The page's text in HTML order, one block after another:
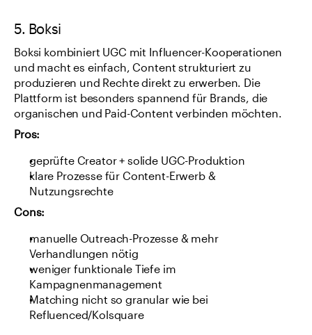
5. Boksi
Boksi kombiniert UGC mit Influencer-Kooperationen
und macht es einfach, Content strukturiert zu
produzieren und Rechte direkt zu erwerben. Die
Plattform ist besonders spannend für Brands, die
organischen und Paid-Content verbinden möchten.
Pros:
geprüfte Creator + solide UGC-Produktion
klare Prozesse für Content-Erwerb &
Nutzungsrechte
Cons:
manuelle Outreach-Prozesse & mehr
Verhandlungen nötig
weniger funktionale Tiefe im
Kampagnenmanagement
Matching nicht so granular wie bei
Refluenced/Kolsquare